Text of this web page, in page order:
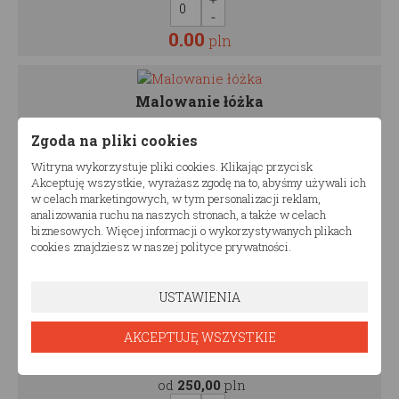
0.00 pln
Malowanie łóżka
Malowanie łóżka
od250,00pln
0.00pln
Malowanie szuflady
Malowanie szuflady
od 250,00 pln
Zgoda na pliki cookies
Witryna wykorzystuje pliki cookies. Klikając przycisk
Akceptuję wszystkie, wyrażasz zgodę na to, abyśmy używali ich
w celach marketingowych, w tym personalizacji reklam,
analizowania ruchu na naszych stronach, a także w celach
biznesowych. Więcej informacji o wykorzystywanych plikach
cookies znajdziesz w naszej polityce prywatności.
USTAWIENIA
AKCEPTUJĘ WSZYSTKIE